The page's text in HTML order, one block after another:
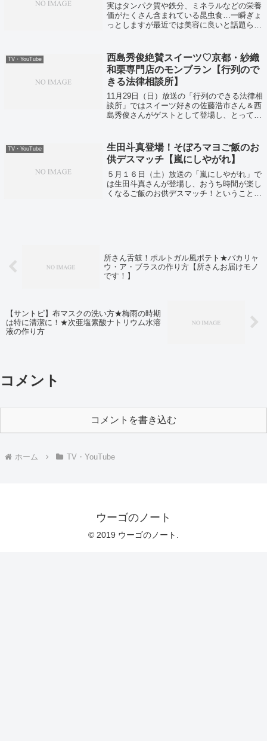
実はタンパク質や鉄分、ミネラルなどの栄養
価がたくさん含まれている昆虫食…一瞬ぎょ
っとしますが最近では美容に良いと話題らし
TV・YouTube
西島秀俊絶賛スイーツ♡京都・紗織
和栗専門店のモンブラン【行列ので
きる法律相談所】
11月29日（日）放送の「行列のできる法律相
談所」ではスイーツ好きの佐藤浩市さん＆西
島秀俊さんがゲストとして登場し、とっても
TV・YouTube
生田斗真登場！そぼろマヨご飯のお
供デスマッチ【嵐にしやがれ】
５月１６日（土）放送の「嵐にしやがれ」で
は生田斗真さんが登場し、おうち時間が楽し
くなるご飯のお供デスマッチ！ということで
所さん舌鼓！ポルトガル風ポテト★バカリャ
ウ・ア・ブラスの作り方【所さんお届けモノ
です！】
【サントピ】布マスクの洗い方★梅雨の時期
は特に清潔に！★次亜塩素酸ナトリウム水溶
液の作り方
コメント
コメントを書き込む
ホーム TV・YouTube
ウーゴのノート
© 2019 ウーゴのノート.